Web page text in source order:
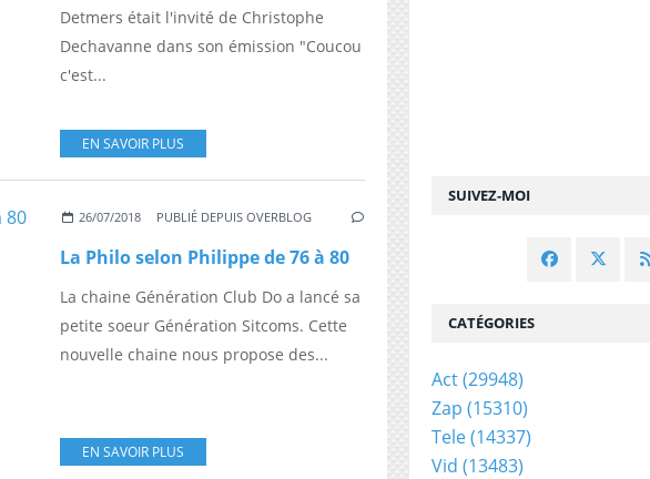
Detmers était l'invité de Christophe
Dechavanne dans son émission "Coucou
c'est...
EN SAVOIR PLUS
26/07/2018 PUBLIÉ DEPUIS OVERBLOG
La Philo selon Philippe de 76 à 80
La chaine Génération Club Do a lancé sa
petite soeur Génération Sitcoms. Cette
nouvelle chaine nous propose des...
EN SAVOIR PLUS
SUIVEZ-MOI
CATÉGORIES
Act(29948)
Zap (15310)
Tele(14337)
Vid (13483)